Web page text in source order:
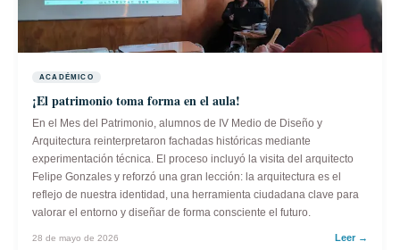
ACADÉMICO
¡El patrimonio toma forma en el aula!
En el Mes del Patrimonio, alumnos de IV Medio de Diseño y
Arquitectura reinterpretaron fachadas históricas mediante
experimentación técnica. El proceso incluyó la visita del arquitecto
Felipe Gonzales y reforzó una gran lección: la arquitectura es el
reflejo de nuestra identidad, una herramienta ciudadana clave para
valorar el entorno y diseñar de forma consciente el futuro.
28 de mayo de 2026 Leer →